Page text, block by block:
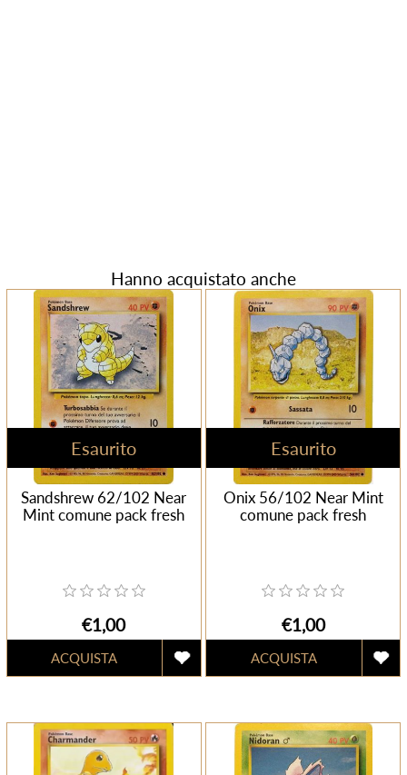
Hanno acquistato anche
Esaurito
Sandshrew 62/102 Near
Mint comune pack fresh
€1,00
Esaurito
Onix 56/102 Near Mint
comune pack fresh
€1,00